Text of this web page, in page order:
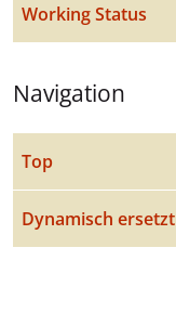
Working Status
Navigation
Top
Dynamisch ersetzt